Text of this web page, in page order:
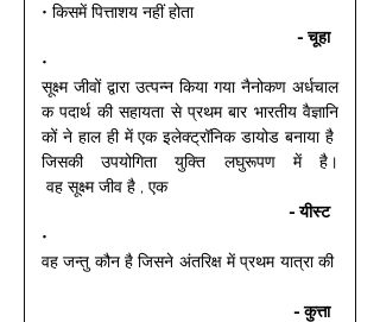
• किसमें पित्ताशय नहीं होता
- चूहा
•
सूक्ष्म जीवों द्वारा उत्पन्न किया गया नैनोकण अर्धचाल
क पदार्थ की सहायता से प्रथम बार भारतीय वैज्ञानि
कों ने हाल ही में एक इलेक्ट्रॉनिक डायोड बनाया है
जिसकी उपयोगिता युक्ति लघुरूपण में है।
वह सूक्ष्म जीव है , एक
- यीस्ट
•
वह जन्तु कौन है जिसने अंतरिक्ष में प्रथम यात्रा की
- कुत्ता